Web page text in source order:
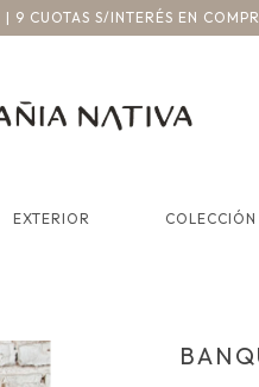
CUOTAS S/INTERÉS EN
EXTERIOR COLECCIÓN